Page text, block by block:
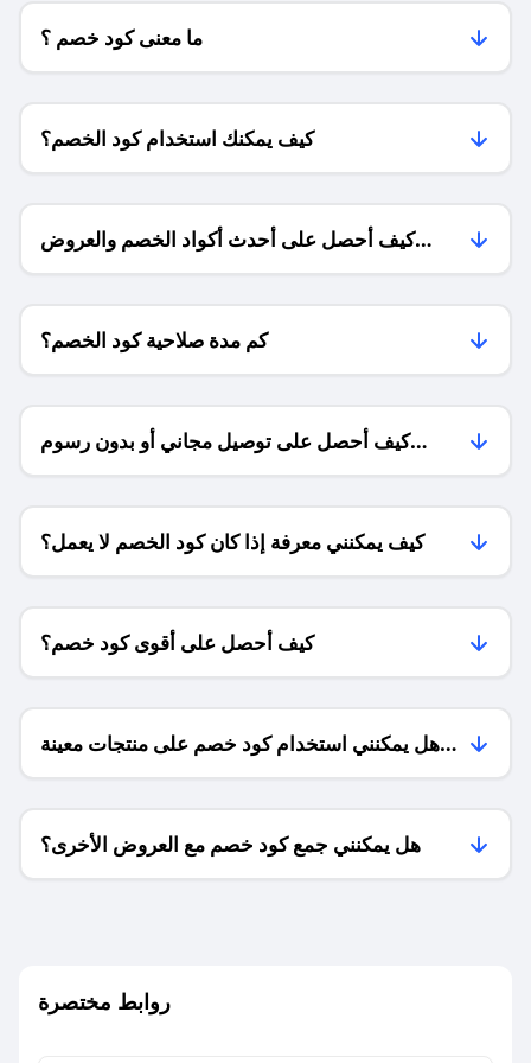
ما معنى كود خصم ؟
كيف يمكنك استخدام كود الخصم؟
كيف أحصل على أحدث أكواد الخصم والعروض
للمتاجر؟
كم مدة صلاحية كود الخصم؟
كيف أحصل على توصيل مجاني أو بدون رسوم
الشحن ؟
كيف يمكنني معرفة إذا كان كود الخصم لا يعمل؟
كيف أحصل على أقوى كود خصم؟
هل يمكنني استخدام كود خصم على منتجات معينة
فقط؟
هل يمكنني جمع كود خصم مع العروض الأخرى؟
روابط مختصرة